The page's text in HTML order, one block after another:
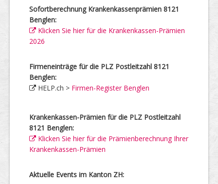
Sofortberechnung Krankenkassenprämien 8121
Benglen:
Klicken Sie hier für die Krankenkassen-Prämien
2026
Firmeneinträge für die PLZ Postleitzahl 8121
Benglen:
HELP.ch > Firmen-Register Benglen
Krankenkassen-Prämien für die PLZ Postleitzahl
8121 Benglen:
Klicken Sie hier für die Prämienberechnung Ihrer
Krankenkassen-Prämien
Aktuelle Events im Kanton ZH: